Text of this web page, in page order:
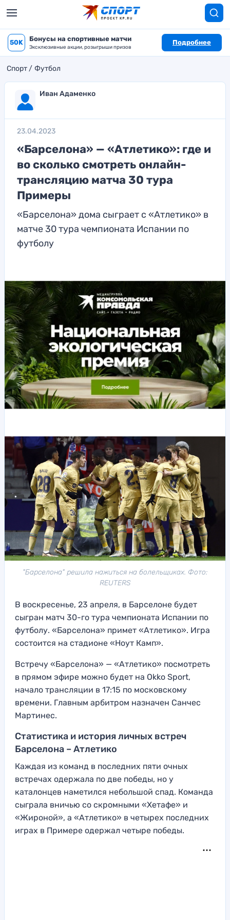
50K Бонусы на спортивные матчи
Эксклюзивные акции, розыгрыши призов
Подробнее
Спорт Футбол
Иван Адаменко
23.04.2023
«Барселона» — «Атлетико»: где и
во сколько смотреть онлайн-
трансляцию матча 30 тура
Примеры
«Барселона» дома сыграет с «Атлетико» в
матче 30 тура чемпионата Испании по
футболу
"Барселона" решила нажиться на болельщиках. Фото:
REUTERS
В воскресенье, 23 апреля, в Барселоне будет
сыгран матч 30-го тура чемпионата Испании по
футболу. «Барселона» примет «Атлетико». Игра
состоится на стадионе «Ноут Камп».
Встречу «Барселона» — «Атлетико» посмотреть
в прямом эфире можно будет на Okko Sport,
начало трансляции в 17:15 по московскому
времени. Главным арбитром назначен Санчес
Мартинес.
Статистика и история личных встреч
Барселона – Атлетико
Каждая из команд в последних пяти очных
встречах одержала по две победы, но у
каталонцев наметился небольшой спад. Команда
сыграла вничью со скромными «Хетафе» и
«Жироной», а «Атлетико» в четырех последних
играх в Примере одержал четыре победы.